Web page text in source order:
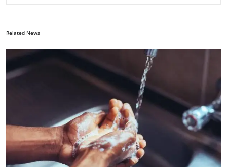
Related News